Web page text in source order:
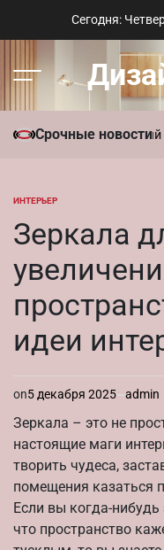
Сегодня:
Меню
Срочные новости
домеСовременный стиль в
ОПУБЛИКОВАНО
ИНТЕРЬЕР
Зеркала
идеи
on5 декабря 2025 admin
Зеркала – это не
настоящие маги
творить чудеса,
помещения казаться
Если вы когда-
что пространство